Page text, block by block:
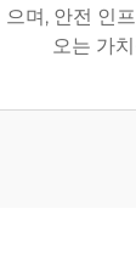
으며, 안전 인
오는 가